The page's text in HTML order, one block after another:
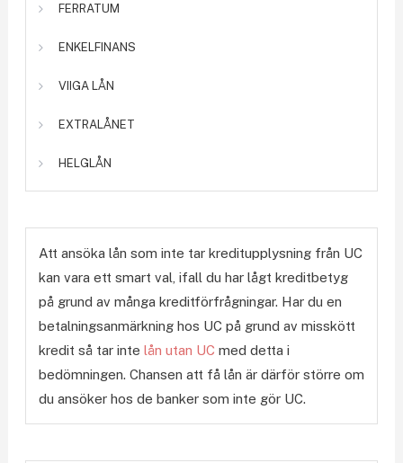
FERRATUM
ENKELFINANS
VIIGA LÅN
EXTRALÅNET
HELGLÅN
Att ansöka lån som inte tar kreditupplysning från UC
kan vara ett smart val, ifall du har lågt kreditbetyg
på grund av många kreditförfrågningar. Har du en
betalningsanmärkning hos UC på grund av misskött
kredit så tar inte lån utan UC med detta i
bedömningen. Chansen att få lån är därför större om
du ansöker hos de banker som inte gör UC.